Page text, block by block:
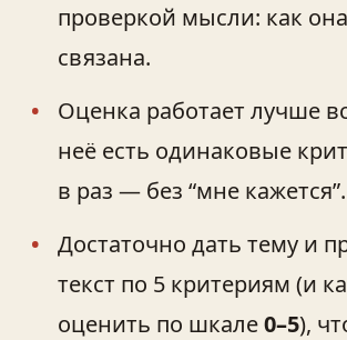
проверкой мысли: как
связана.
Оценка работает лучше
неё есть одинаковые
в раз — без “мне кажется”.
Достаточно дать тему и
текст по 5 критериям (и
оценить по шкале0–5),